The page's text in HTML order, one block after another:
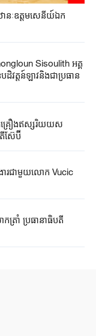
ានៈឧត្តមសេនីយ៍ឯក
Sisoulith អគ្គ
ដិវត្តន៍ឡាវនិងជាប្រធាន
ក់​គ្រឿង​ឥស្សរិយយស
ស៊ែប៊ី
ងារជាមួយលោក Vucic
ត្រាំ ​ប្រធានាធិបតី​